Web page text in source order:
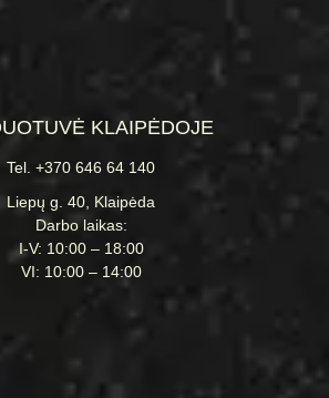
KLAIPĖDOJE
Tel. +370 646 64 140
Liepų g. 40, Klaipėda
Darbo laikas:
I-V: 10:00 – 18:00
VI: 10:00 – 14:00